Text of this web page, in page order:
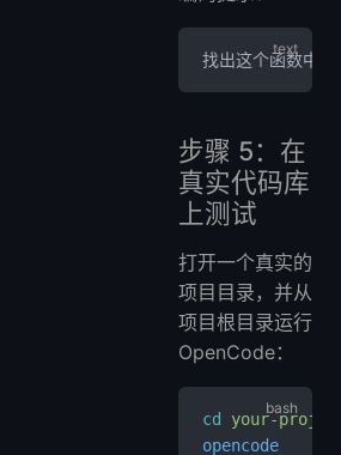
找出这个函数中
步骤 5：在
真实代码库
上测试
打开一个真实的
项目目录，并从
项目根目录运行
OpenCode：
cd
your-
opencode